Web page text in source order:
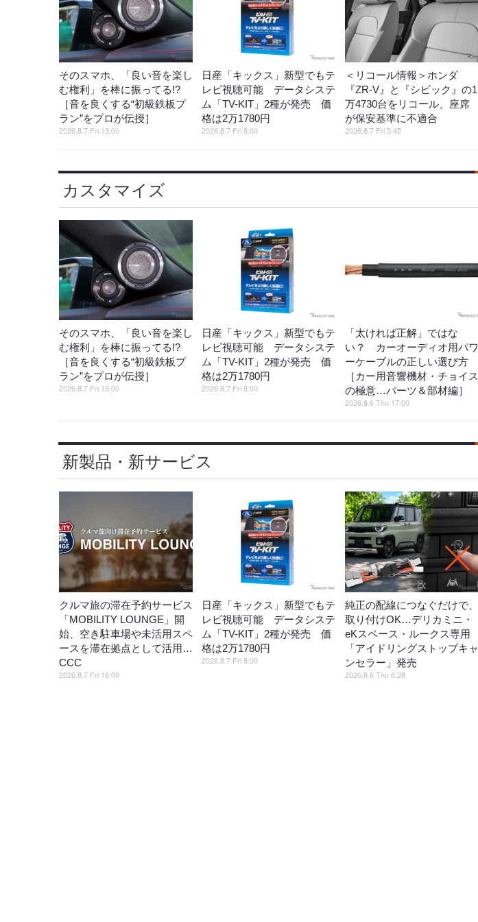
そのスマホ、「良い音を楽し
む権利」を棒に振ってる!?
［音を良くする“初級鉄板プ
ラン”をプロが伝授］
2026.8.7 Fri 13:00
日産「キックス」新型でもテ
レビ視聴可能 データシステ
ム「TV-KIT」2種が発売 価
格は2万1780円
2026.8.7 Fri 8:00
＜リコール情報＞ホンダ
『ZR-V』と『シビック』の1
万4730台をリコール、座席
が保安基準に不適合
2026.8.7 Fri 5:45
カスタマイズ
そのスマホ、「良い音を楽し
む権利」を棒に振ってる!?
［音を良くする“初級鉄板プ
ラン”をプロが伝授］
2026.8.7 Fri 13:00
日産「キックス」新型でもテ
レビ視聴可能 データシステ
ム「TV-KIT」2種が発売 価
格は2万1780円
2026.8.7 Fri 8:00
「太ければ正解」ではな
い？ カーオーディオ用パワ
ーケーブルの正しい選び方
［カー用音響機材・チョイス
の極意…パーツ＆部材編］
2026.8.6 Thu 17:00
新製品・新サービス
クルマ旅の滞在予約サービス
「MOBILITY LOUNGE」開
始、空き駐車場や未活用スペ
ースを滞在拠点として活用…
CCC
2026.8.7 Fri 16:00
日産「キックス」新型でもテ
レビ視聴可能 データシステ
ム「TV-KIT」2種が発売 価
格は2万1780円
2026.8.7 Fri 8:00
純正の配線につなぐだけで、
取り付けOK…デリカミニ・
eKスペース・ルークス専用
「アイドリングストップキャ
ンセラー」発売
2026.8.6 Thu 6:28